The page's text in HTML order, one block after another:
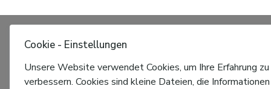
Cookie - Einstellungen
Unsere Website verwendet Cookies, um Ihre Erfahrung zu
verbessern. Cookies sind kleine Dateien, die Informationen